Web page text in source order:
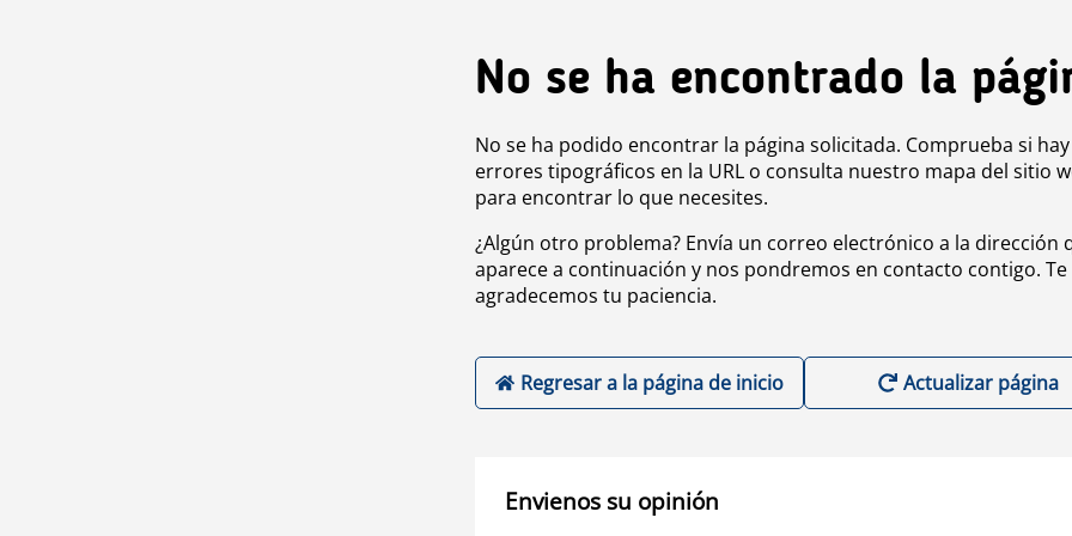
No se ha encontrado la
No se ha podido encontrar la página solicitada. Comprueba si hay
errores tipográficos en la URL o consulta nuestro mapa del sitio
para encontrar lo que necesites.
¿Algún otro problema? Envía un correo electrónico a la dirección
aparece a continuación y nos pondremos en contacto contigo. Te
agradecemos tu paciencia.
Regresar a la página de inicio Actualizar página
Envienos su opinión